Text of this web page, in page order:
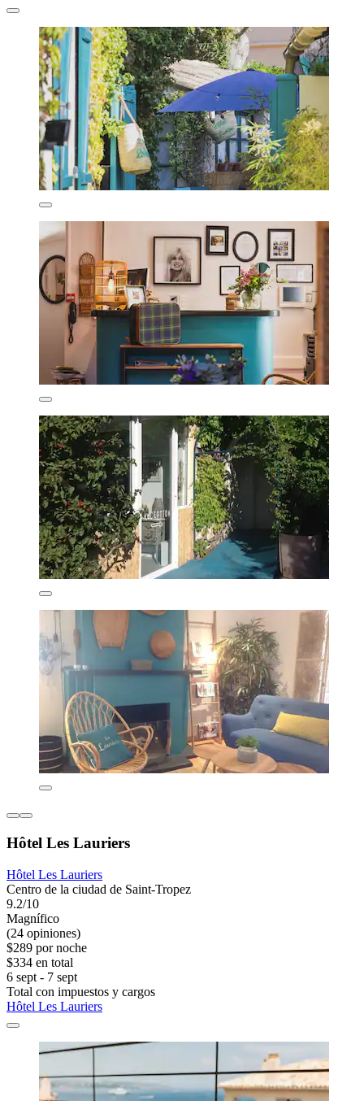
Hôtel Les Lauriers
Hôtel Les Lauriers
Centro de la ciudad de Saint-Tropez
9.2/10
Magnífico
(24 opiniones)
$289 por noche
$334 en total
6 sept - 7 sept
Total con impuestos y cargos
Hôtel Les Lauriers